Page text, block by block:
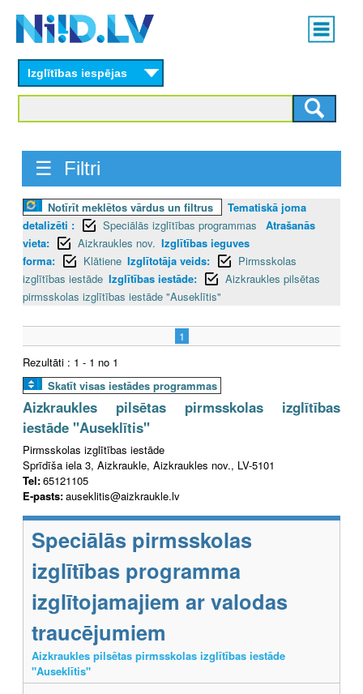
content
Main
menu
Izglītības iespējas
☰ Filtri
Notīrīt meklētos vārdus un filtrus
Tematiskā joma
detalizēti :
Speciālās izglītības programmas
Atrašanās
vieta:
Aizkraukles nov. Izglītības ieguves
forma:
Klātiene Izglītotāja veids:
Pirmsskolas
izglītības iestāde Izglītības iestāde:
Aizkraukles pilsētas
pirmsskolas izglītības iestāde "Auseklītis"
1
Rezultāti : 1 - 1 no 1
Skatīt visas iestādes programmas
Aizkraukles pilsētas pirmsskolas izglītības
iestāde "Auseklītis"
Pirmsskolas izglītības iestāde
Sprīdīša iela 3, Aizkraukle, Aizkraukles nov., LV-5101
Tel:65121105
E-pasts:auseklitis@aizkraukle.lv
Speciālās pirmsskolas
izglītības programma
izglītojamajiem ar valodas
traucējumiem
Aizkraukles pilsētas pirmsskolas izglītības iestāde
"Auseklītis"